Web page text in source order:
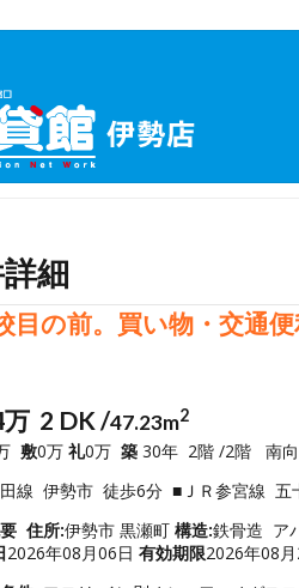
細
目の前。買い物・交通
2 DK /47.23m2
敷0万 礼0万 築 30年 2階 /2階 南向
線 伊勢市 徒歩6分 ■ＪＲ参宮線 五
住所:伊勢市 黒瀬町 構造:鉄骨造 ア
2026年08月06日 有効期限2026年08